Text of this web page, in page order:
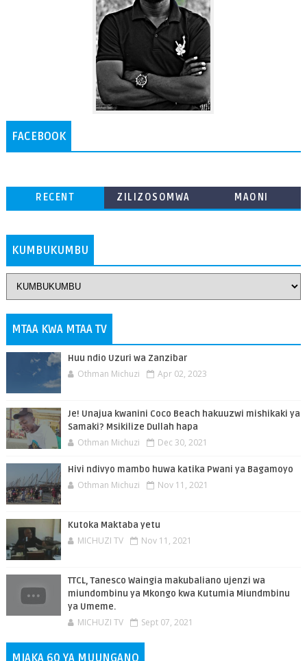
FACEBOOK
RECENT
ZILIZOSOMWA
MAONI
KUMBUKUMBU
MTAA KWA MTAA TV
Huu ndio Uzuri wa Zanzibar
Othman Michuzi Apr 02, 2023
Je! Unajua kwanini Coco Beach hakuuzwi mishikaki ya
Samaki? Msikilize Dullah hapa
Othman Michuzi Dec 30, 2021
Hivi ndivyo mambo huwa katika Pwani ya Bagamoyo
Othman Michuzi Nov 11, 2021
Kutoka Maktaba yetu
MICHUZI TV Nov 11, 2021
TTCL, Tanesco Waingia makubaliano ujenzi wa
miundombinu ya Mkongo kwa Kutumia Miundmbinu
ya Umeme.
MICHUZI TV Sept 07, 2021
MIAKA 60 YA MUUNGANO